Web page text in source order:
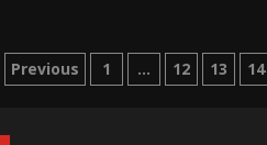
Stránkování
Previous 1 … 12 13 14